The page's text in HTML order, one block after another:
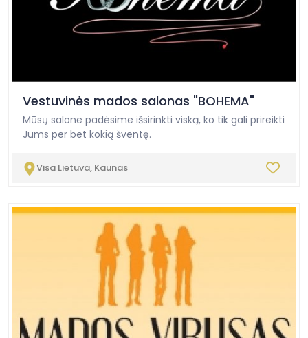
Vestuvinės mados salonas "BOHEMA"
Mūsų salone padėsime išsirinkti viską, ko tik gali prireikti
Jums per bet kokią šventę.
Visa Lietuva, Kaunas